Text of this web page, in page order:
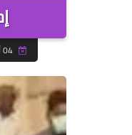
04 أبريل 2019